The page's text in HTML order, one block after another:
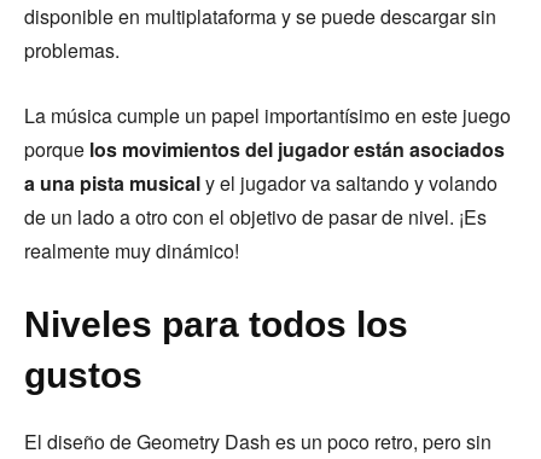
disponible en multiplataforma y se puede descargar sin
problemas.
La música cumple un papel importantísimo en este juego
porque los movimientos del jugador están asociados
a una pista musicaly el jugador va saltando y volando
de un lado a otro con el objetivo de pasar de nivel. ¡Es
realmente muy dinámico!
Niveles para todos los
gustos
El diseño de Geometry Dash es un poco retro, pero sin